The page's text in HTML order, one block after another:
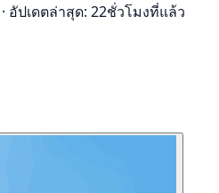
· อัปเดตล่าสุด: 22ชั่วโมงที่แล้ว